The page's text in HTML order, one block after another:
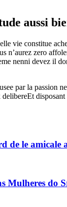
aussi
vie constitue
n’aurez zero
nenni devez il
par la passion
de le amicale
Mulheres do